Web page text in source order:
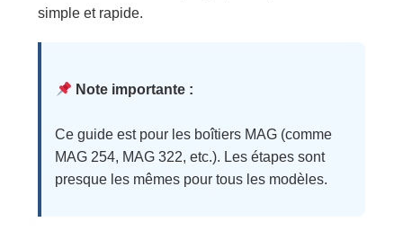
simple et rapide.
Note importante :
Ce guide est pour les boîtiers MAG (comme
MAG 254, MAG 322, etc.). Les étapes sont
presque les mêmes pour tous les modèles.